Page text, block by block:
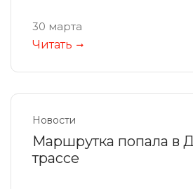
30 марта
Читать
Новости
Маршрутка попала в
трассе